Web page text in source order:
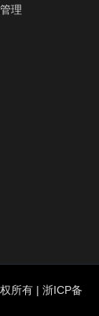
理
所有 | 浙ICP备